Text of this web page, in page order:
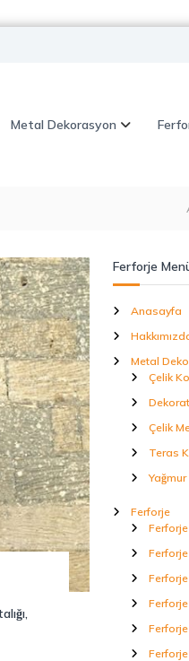
Metal Dekorasyon
Ferforje
Anasayfa
Metal
Çelik
Çelik
Teras
Ferforje